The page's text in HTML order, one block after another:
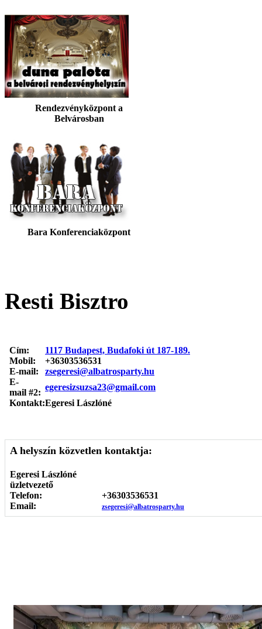
Rendezvényközpont a
Belvárosban
Bara Konferenciaközpont
Resti Bisztro
Cím:
1117 Budapest, Budafoki út 187-189.
Mobil:
+36303536531
E-mail:
zsegeresi@albatrosparty.hu
E-
mail #2:
egeresizsuzsa23@gmail.com
Kontakt:Egeresi Lászlóné
A helyszín közvetlen kontaktja:
Egeresi Lászlóné
üzletvezető
Telefon:
+36303536531
Email:
zsegeresi@albatrosparty.hu